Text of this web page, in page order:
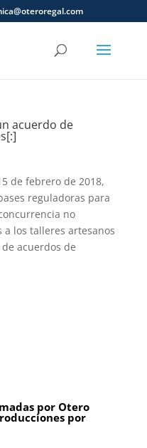
acuerdo de
de febrero de 2018,
reguladoras para
no
los talleres artesanos
acuerdos de
por Otero
por